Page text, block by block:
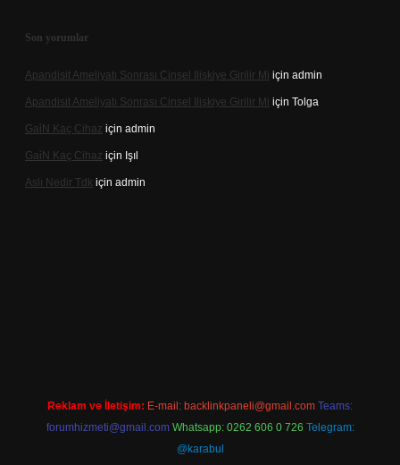
Son yorumlar
Apandisit Ameliyatı Sonrası Cinsel Ilişkiye Girilir Mi için admin
Apandisit Ameliyatı Sonrası Cinsel Ilişkiye Girilir Mi için Tolga
Gai̇N Kaç Cihaz için admin
Gai̇N Kaç Cihaz için Işıl
Aslı Nedir Tdk için admin
Reklam ve İletişim: E-mail: backlinkpaneli@gmail.com Teams:
forumhizmeti@gmail.com Whatsapp: 0262 606 0 726 Telegram:
@karabul